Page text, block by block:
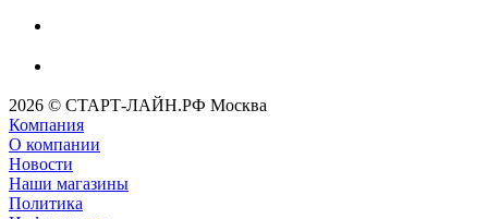
2026 © СТАРТ-ЛАЙН.РФ Москва
Компания
О компании
Новости
Наши магазины
Политика